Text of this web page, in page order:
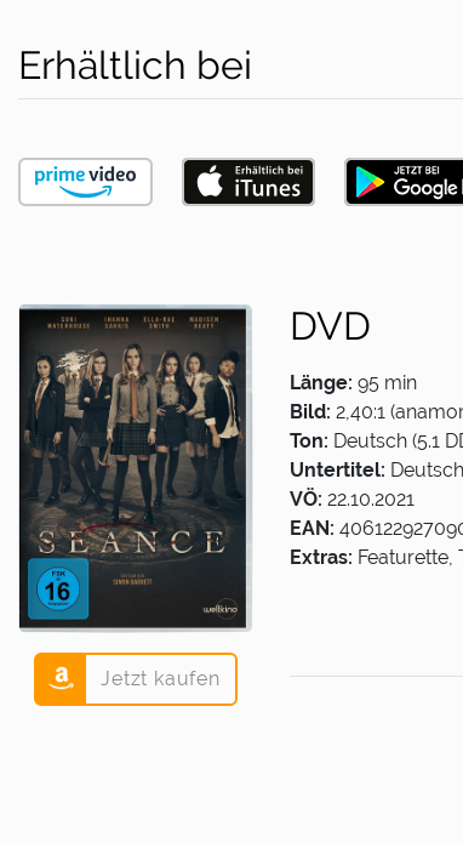
Erhältlich bei
DVD
Länge: 95 min
Bild: 2,40:1
Ton: Deutsch (5.1
Untertitel: Deutsch
VÖ: 22.10.2021
EAN:
Extras: Featurette,
Jetzt kaufen